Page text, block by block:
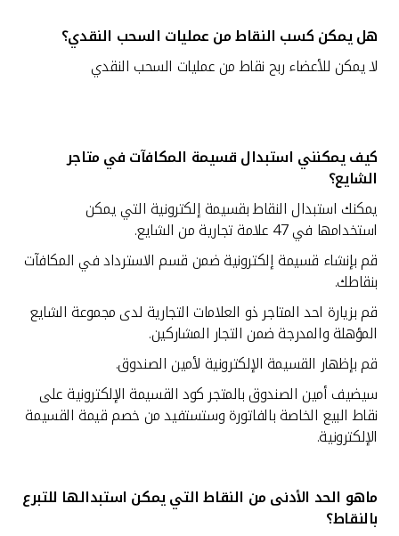
هل يمكن كسب النقاط من عمليات السحب النقدي؟
لا يمكن للأعضاء ربح نقاط من عمليات السحب النقدي
كيف يمكنني استبدال قسيمة المكافآت في متاجر
الشايع؟
يمكنك استبدال النقاط بقسيمة إلكترونية التي يمكن
استخدامها في 47 علامة تجارية من الشايع.
قم بإنشاء قسيمة إلكترونية ضمن قسم الاسترداد في المكافآت
بنقاطك.
قم بزيارة احد المتاجر ذو العلامات التجارية لدى مجموعة الشايع
المؤهلة والمدرجة ضمن التجار المشاركين.
قم بإظهار القسيمة الإلكترونية لأمين الصندوق.
سيضيف أمين الصندوق بالمتجر كود القسيمة الإلكترونية على
نقاط البيع الخاصة بالفاتورة وستستفيد من خصم قيمة القسيمة
الإلكترونية.
ماهو الحد الأدنى من النقاط التي يمكن استبدالها للتبرع
بالنقاط؟